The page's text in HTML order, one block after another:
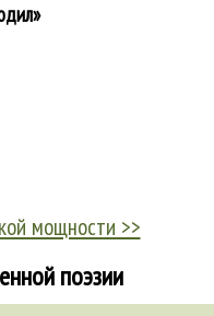
мощности >>
поэзии